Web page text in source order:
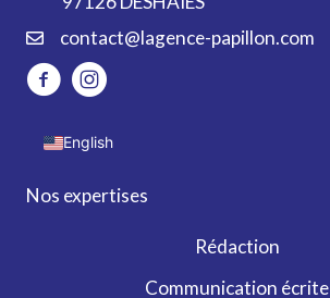
contact@lagence-papillon.com
English
Nos expertises
Rédaction
Communication écrite